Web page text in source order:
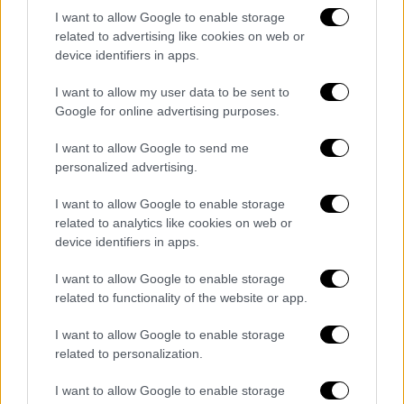
I want to allow Google to enable storage
related to advertising like cookies on web or
device identifiers in apps.
I want to allow my user data to be sent to
Google for online advertising purposes.
I want to allow Google to send me
personalized advertising.
I want to allow Google to enable storage
related to analytics like cookies on web or
device identifiers in apps.
I want to allow Google to enable storage
related to functionality of the website or app.
I want to allow Google to enable storage
related to personalization.
I want to allow Google to enable storage
SpaceXκαι έναν βιο-μηχανικό που ήταν
πρωταθλητής ποδηλασίας. Μαζί τους θα
εκπαιδευτούν και δύο αστροναύτες από τα
Ηνωμένα Αραβικά Εμιράτα.
NASA
Ένας από τους πιλότους - ο ταγματάρχης της